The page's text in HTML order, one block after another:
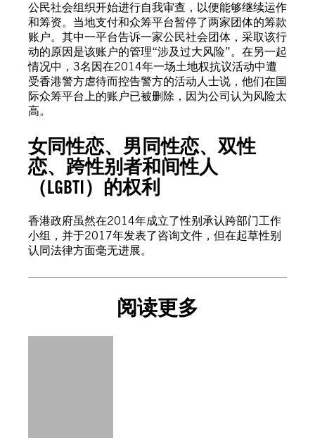
公民社会组织开始进行自我审查，以便能够继续运作
和筹资。当地支付和众筹平台暂停了两家团体的筹款
账户。其中一平台告诉一家公民社会团体，采取该行
动的原因是该账户的管理“涉及过大风险”。在另一起
情况中，3名因在2014年一场土地权抗议活动中遭
受香港警方虐待而控告警方的活动人士说，他们在国
际众筹平台上的账户已被删除，因为公司认为风险太
高。
女同性恋、男同性恋、双性
恋、跨性别者和间性人
（LGBTI）的权利
香港政府虽然在2014年成立了性别承认跨部门工作
小组，并于2017年发表了咨询文件，但在起草性别
认同法律方面毫无进展。
阅读更多